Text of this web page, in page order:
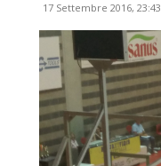
17 Settembre 2016, 23:43